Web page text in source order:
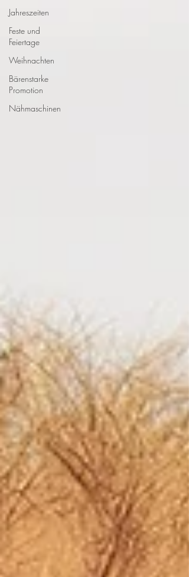
Jahreszeiten
Feste und
Feiertage
Weihnachten
Bärenstarke
Promotion
Nähmaschinen